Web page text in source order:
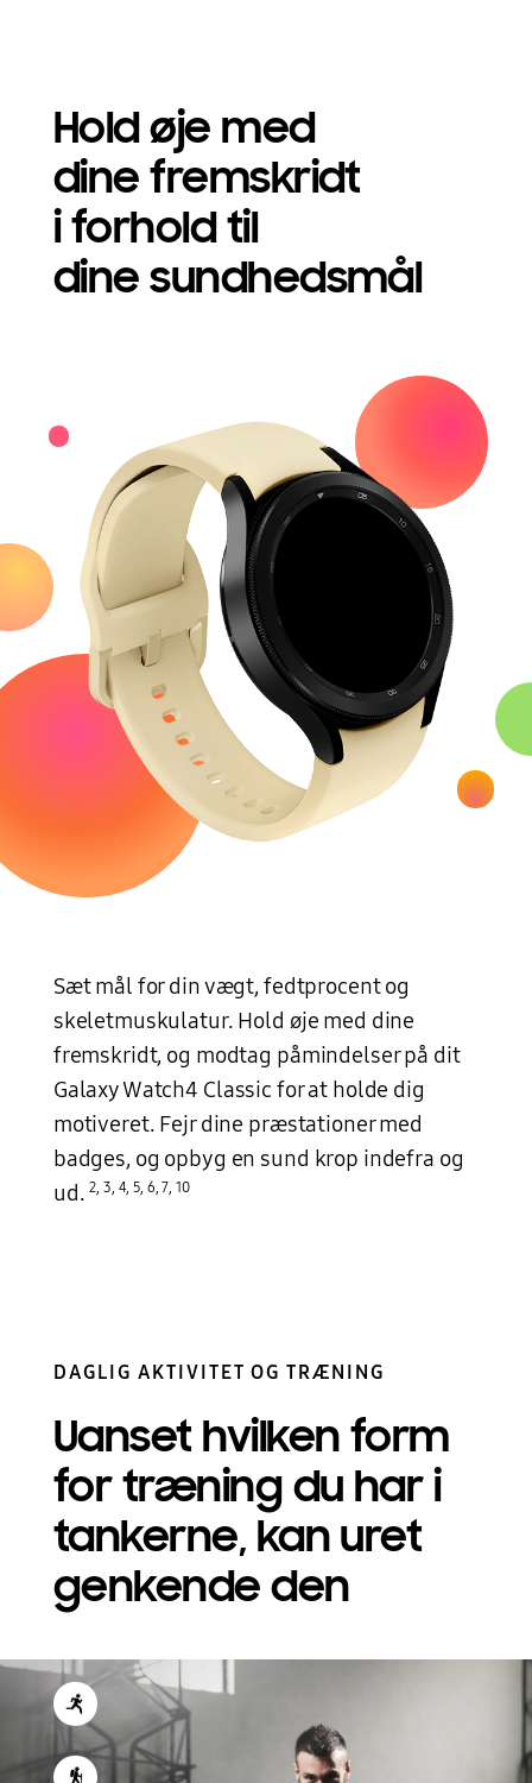
Hold øje med
dine fremskridt
i forhold til
dine sundhedsmål
Sæt mål for din vægt, fedtprocent og
skeletmuskulatur. Hold øje med dine
fremskridt, og modtag påmindelser på dit
Galaxy Watch4 Classic for at holde dig
motiveret. Fejr dine præstationer med
badges, og opbyg en sund krop indefra og
ud.2 3 4, 5 6 ,7 ,10
DAGLIG AKTIVITET OG TRÆNING
Uanset hvilken form
for træning du har i
tankerne, kan uret
genkende den